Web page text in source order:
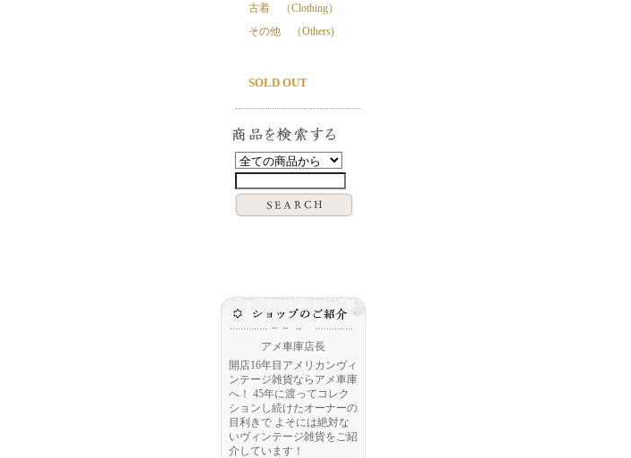
古着 （Clothing）
その他 （Others)
SOLD OUT
アメ車庫店長
開店16年目アメリカンヴィ
ンテージ雑貨ならアメ車庫
へ！ 45年に渡ってコレク
ションし続けたオーナーの
目利きで よそには絶対な
いヴィンテージ雑貨をご紹
介しています！